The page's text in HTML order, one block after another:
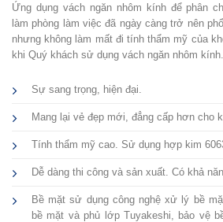
Ứng dụng vách ngăn nhôm kính để phân
làm phòng làm việc đã ngày càng trở nên
nhưng không làm mất đi tính thẩm mỹ của
khi Quý khách sử dụng vách ngăn nhôm kính.
Sự sang trọng, hiện đại.
Mang lại vẻ đẹp mới, đẳng cấp hơn cho
Tính thẩm mỹ cao. Sử dụng hợp kim
Dễ dàng thi công và sản xuất. Có khả
Bề mặt sử dụng công nghệ xử lý bề
bề mặt và phủ lớp Tuyakeshi, bảo vệ